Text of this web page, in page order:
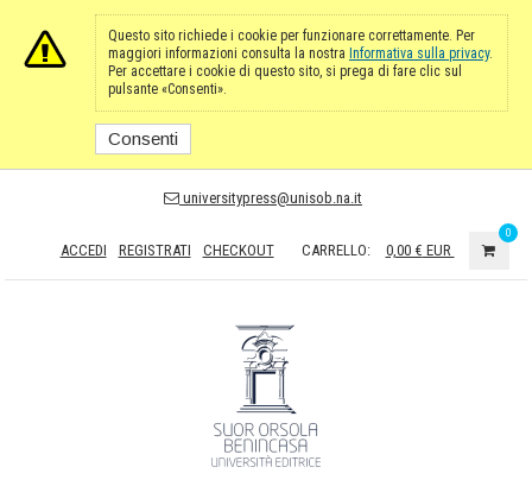
Questo sito richiede i cookie per funzionare correttamente. Per
maggiori informazioni consulta la nostra Informativa sulla privacy.
Per accettare i cookie di questo sito, si prega di fare clic sul
pulsante «Consenti».
Consenti
universitypress@unisob.na.it
ACCEDI REGISTRATI CHECKOUT CARRELLO: 0,00 € EUR
0